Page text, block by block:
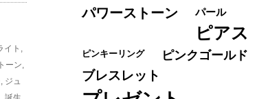
イト ,
ーン,
, ジュ
パワーストーン パール
ピアス
ピンキーリング ピンクゴールド
ブレスレット